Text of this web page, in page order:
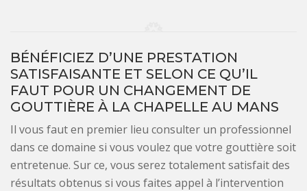
BÉNÉFICIEZ D’UNE PRESTATION
SATISFAISANTE ET SELON CE QU’IL
FAUT POUR UN CHANGEMENT DE
GOUTTIÈRE À LA CHAPELLE AU MANS
Il vous faut en premier lieu consulter un professionnel
dans ce domaine si vous voulez que votre gouttière soit
entretenue. Sur ce, vous serez totalement satisfait des
résultats obtenus si vous faites appel à l’intervention